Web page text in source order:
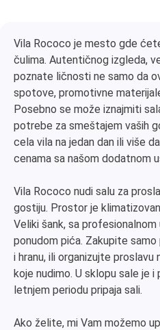
Vila Rococo je mesto gde
čulima. Autentičnog izgleda,
poznate ličnosti ne samo da
spotove, promotivne
Posebno se može iznajmiti
potrebe za smeštajem vaših
cela vila na jedan dan ili više
cenama sa našom dodatnom
Vila Rococo nudi salu za
gostiju. Prostor je
Veliki šank, sa
ponudom pića. Zakupite
i hranu, ili organizujte proslavu
koje nudimo. U sklopu sale je i
letnjem periodu pripaja sali.
Ako želite, mi Vam možemo